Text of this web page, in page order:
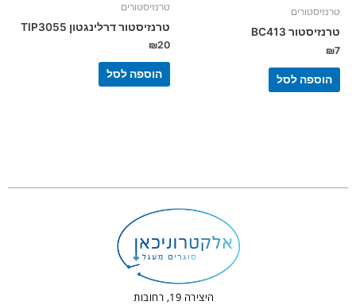
טרנזיסטורים
טרנזיסטור BC413
₪7
הוספה לסל
טרנזיסטורים
טרנזיסטור דרלינגטון TIP3055
₪20
הוספה לסל
היצירה 19, רחובות